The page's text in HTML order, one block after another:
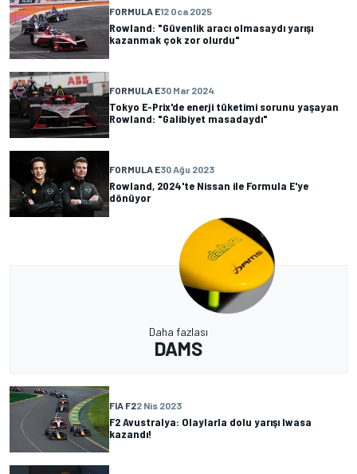
FORMULA E12 Oca 2025
Rowland: "Güvenlik aracı olmasaydı yarışı
kazanmak çok zor olurdu"
FORMULA E30 Mar 2024
Tokyo E-Prix'de enerji tüketimi sorunu yaşayan
Rowland: "Galibiyet masadaydı"
FORMULA E30 Ağu 2023
Rowland, 2024'te Nissan ile Formula E'ye
dönüyor
Daha fazlası
DAMS
FIA F22 Nis 2023
F2 Avustralya: Olaylarla dolu yarışı Iwasa
kazandı!